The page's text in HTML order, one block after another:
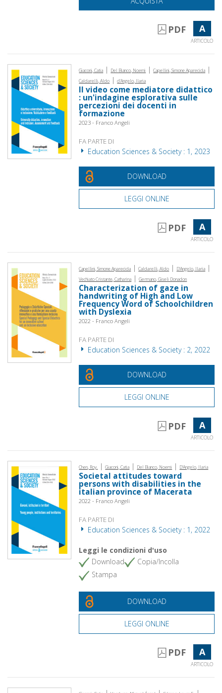
PDF A
ARTICOLO
Giaconi, Catia | Del Bianco, Noemi | Capellini, Simone Aparecida |
Caldarelli, Aldo | d'Angelo, Ilaria
Il video come mediatore didattico
: un'indagine esplorativa sulle
percezioni dei docenti in
formazione
2023 - Franco Angeli
FA PARTE DI
Education Sciences & Society : 1, 2023
DOWNLOAD
LEGGI ONLINE
PDF A
ARTICOLO
Capellini, Simone Aparecida | Caldarelli, Aldo | D'Angelo, Ilaria |
Vechiato Cristante, Catharina | Germano, Giseli Donadon
Characterization of gaze in
handwriting of High and Low
Frequency Word of Schoolchildren
with Dyslexia
2022 - Franco Angeli
FA PARTE DI
Education Sciences & Society : 2, 2022
DOWNLOAD
LEGGI ONLINE
PDF A
ARTICOLO
Chen, Roy. | Giaconi, Catia | Del Bianco, Noemi | D'Angelo, Ilaria
Societal attitudes toward
persons with disabilities in the
italian province of Macerata
2022 - Franco Angeli
FA PARTE DI
Education Sciences & Society : 1, 2022
Leggi le condizioni d'uso
Download
Copia/Incolla
Stampa
DOWNLOAD
LEGGI ONLINE
PDF A
ARTICOLO